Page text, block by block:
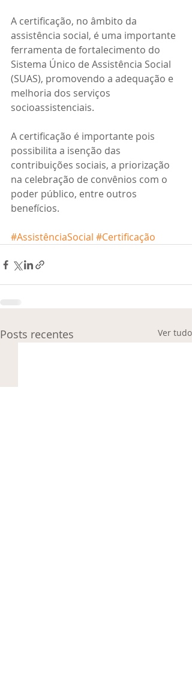
A certificação, no âmbito da
assistência social, é uma importante
ferramenta de fortalecimento do
Sistema Único de Assistência Social
(SUAS), promovendo a adequação e
melhoria dos serviços
socioassistenciais.
A certificação é importante pois
possibilita a isenção das
contribuições sociais, a priorização
na celebração de convênios com o
poder público, entre outros
benefícios.
#AssistênciaSocial #Certificação
Posts recentes Ver tudo